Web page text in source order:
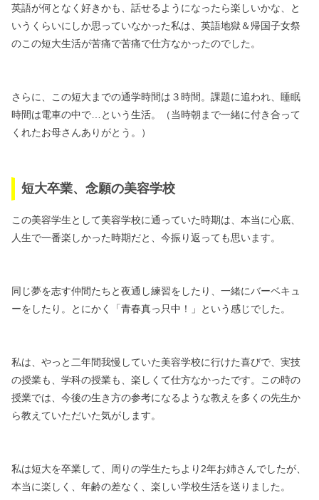
英語が何となく好きかも、話せるようになったら楽しいかな、
と
いうくらいにしか思っていなかった私は、 英語地獄＆帰国子女祭
のこの短大生活が苦痛で苦痛で仕方なかったのでした。
さらに、この短大までの通学時間は３時間。 課題に追われ、睡眠
時間は電車の中で…という生活。
（当時朝まで一緒に付き合って
くれたお母さんありがとう。）
短大卒業、念願の美容学校
この美容学生として美容学校に通っていた時期は、 本当に心底、
人生で一番楽しかった時期だと、 今振り返っても思います。
同じ夢を志す仲間たちと夜通し練習をしたり、 一緒にバーベキュ
ーをしたり。
とにかく「青春真っ只中！」という感じでした。
私は、やっと二年間我慢していた美容学校に行けた喜びで、 実技
の授業も、学科の授業も、楽しくて仕方なかったです。
この時の
授業では、今後の生き方の参考になるような教えを多くの先生か
ら教えていただいた気がします。
私は短大を卒業して、周りの学生たちより2年お姉さんでしたが、
本当に楽しく、年齢の差なく、楽しい学校生活を送りました。